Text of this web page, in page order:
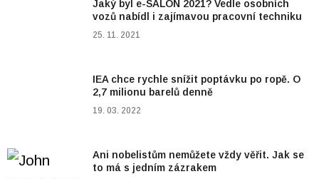
Jaký byl e-SALON 2021? Vedle osobních
vozů nabídl i zajímavou pracovní techniku
25. 11. 2021
IEA chce rychle snížit poptávku po ropě. O
2,7 milionu barelů denně
19. 03. 2022
Ani nobelistům nemůžete vždy věřit. Jak se
to má s jedním zázrakem